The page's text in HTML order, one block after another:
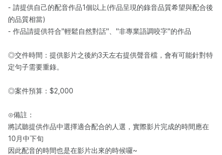
- 請提供自己的配音作品1個以上(作品呈現的錄音品質希望與配合後
的品質相當)
- 作品請提供符合"輕鬆自然對話"、"非專業語調咬字"的作品
◎交件時間：提供影片之後約3天左右提供聲音檔，會有可能針對特
定句子需要重錄。
◎案件預算：$2,000
⊙備註：
將試聽提供作品中選擇適合配合的人選，實際影片完成的時間應在
10月中下旬
因此配音的時間也是在影片出來的時候囉~